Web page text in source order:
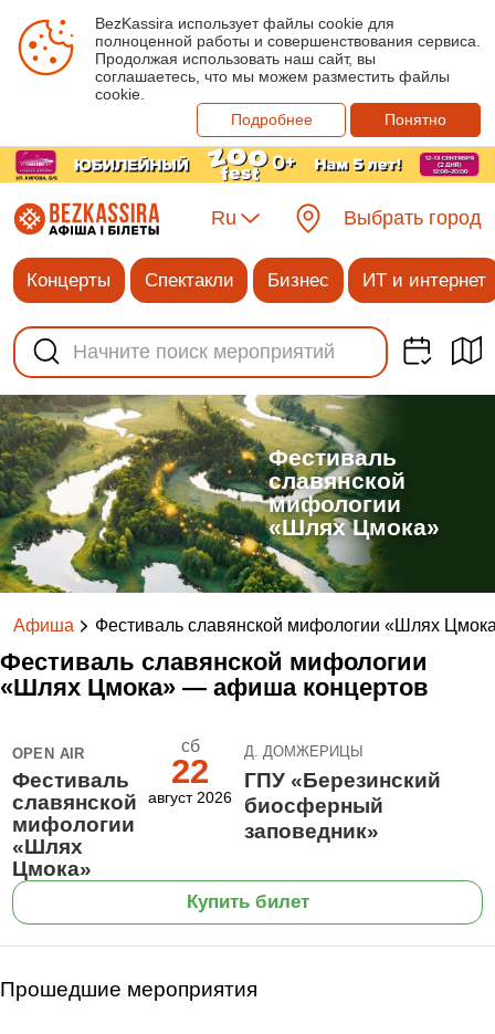
BezKassira использует файлы cookie для
полноценной работы и совершенствования сервиса.
Продолжая использовать наш сайт, вы
соглашаетесь, что мы можем разместить файлы
cookie.
Подробнее
Понятно
Ru Выбрать город
Концерты Спектакли Бизнес ИТ и интернет
Фестиваль
славянской
мифологии
«Шлях Цмока»
Афиша Фестиваль славянской мифологии «Шлях
Фестиваль славянской мифологии
«Шлях Цмока» — афиша концертов
OPEN AIR
Фестиваль
славянской
мифологии
«Шлях
Цмока»
сб
22
август 2026
Д. ДОМЖЕРИЦЫ
ГПУ «Березинский
биосферный
заповедник»
Купить билет
Прошедшие мероприятия